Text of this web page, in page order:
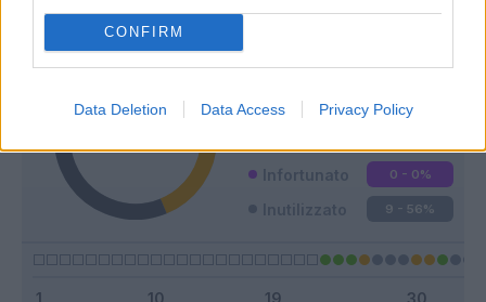
CONFIRM
Data Deletion Data Access Privacy Policy
Riepilogo stagione
Titolare 4 - 25%
Entrato 3 - 18
Infortunato 0 - 0%
9 - 56%